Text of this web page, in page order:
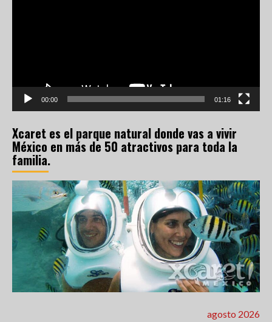
00:00 01:16
Xcaret es el parque natural donde vas a vivir
México en más de 50 atractivos para toda la
familia.
agosto 2026